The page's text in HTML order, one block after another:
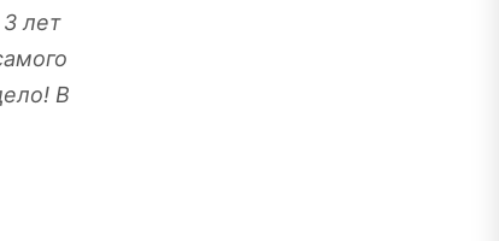
лет
В